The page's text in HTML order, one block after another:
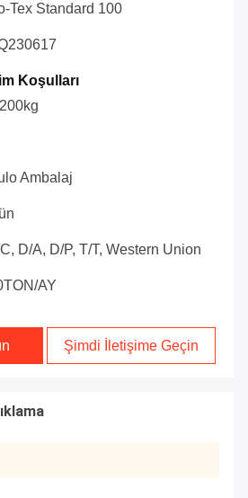
Tex Standard 100
Koşulları
200kg
Ambalaj
D/A, D/P, T/T, Western Union
AY
Şimdi İletişime Geçin